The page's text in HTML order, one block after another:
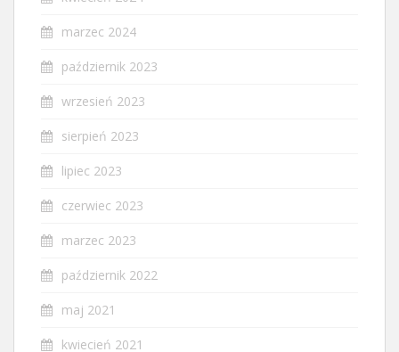
marzec 2024
październik 2023
wrzesień 2023
sierpień 2023
lipiec 2023
czerwiec 2023
marzec 2023
październik 2022
maj 2021
kwiecień 2021